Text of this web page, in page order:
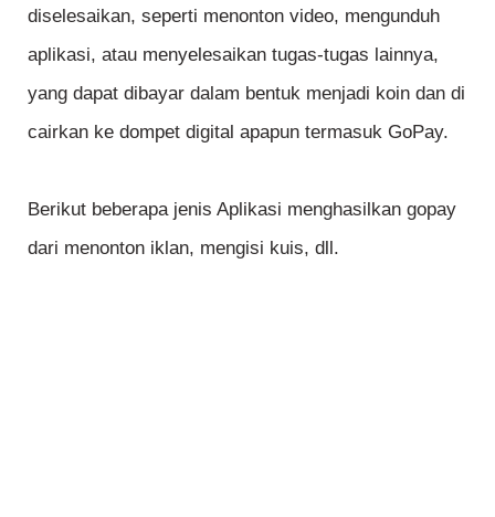
diselesaikan, seperti menonton video, mengunduh
aplikasi, atau menyelesaikan tugas-tugas lainnya,
yang dapat dibayar dalam bentuk menjadi koin dan di
cairkan ke dompet digital apapun termasuk GoPay.
Berikut beberapa jenis Aplikasi menghasilkan gopay
dari menonton iklan, mengisi kuis, dll.